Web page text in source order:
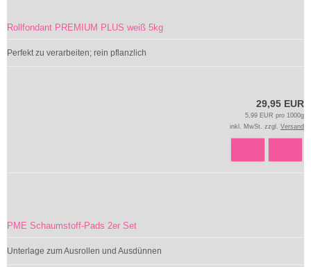
Rollfondant PREMIUM PLUS weiß 5kg
Perfekt zu verarbeiten; rein pflanzlich
29,95 EUR
5,99 EUR pro 1000g
inkl. MwSt. zzgl. Versand
PME Schaumstoff-Pads 2er Set
Unterlage zum Ausrollen und Ausdünnen